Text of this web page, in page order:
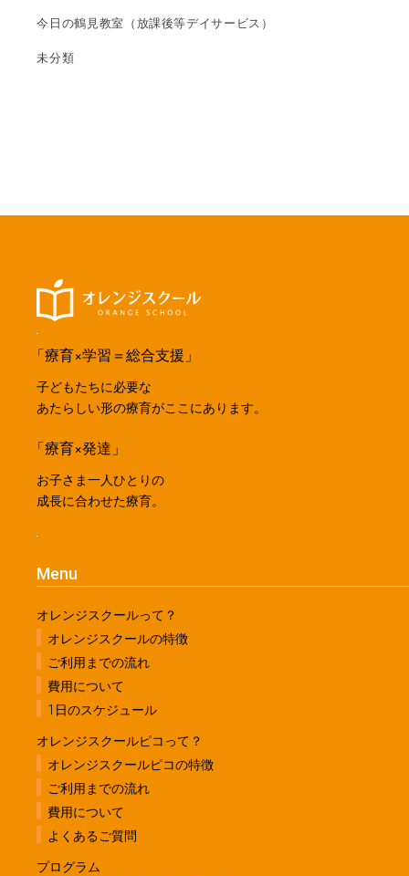
今日の鶴見教室（放課後等デイサービス）
未分類
「療育×学習＝総合支援」
子どもたちに必要な
あたらしい形の療育がここにあります。
「療育×発達」
お子さま一人ひとりの
成長に合わせた療育。
Menu
オレンジスクールって？
オレンジスクールの特徴
ご利用までの流れ
費用について
1日のスケジュール
オレンジスクールピコって？
オレンジスクールピコの特徴
ご利用までの流れ
費用について
よくあるご質問
プログラム